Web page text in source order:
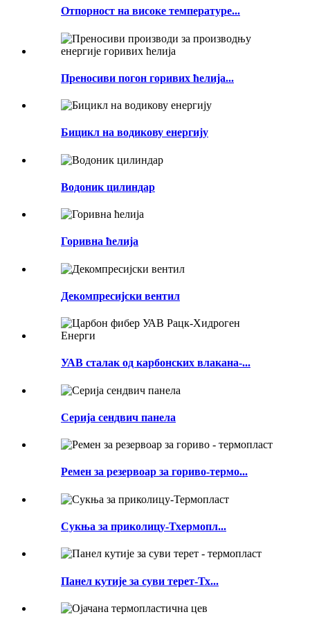
Отпорност на високе температуре...
Преносиви погон горивих ћелија...
Бицикл на водикову енергију
Водоник цилиндар
Горивна ћелија
Декомпресијски вентил
УАВ сталак од карбонских влакана-...
Серија сендвич панела
Ремен за резервоар за гориво-термо...
Сукња за приколицу-Тхермопл...
Панел кутије за суви терет-Тх...